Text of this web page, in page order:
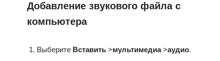
Добавление звукового файла с
компьютера
Выберите Вставить >мультимедиа>аудио.